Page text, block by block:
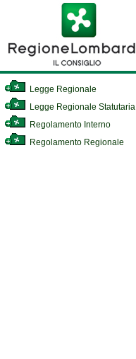
Legge Regionale
Legge Regionale Statutaria
Regolamento Interno
Regolamento Regionale